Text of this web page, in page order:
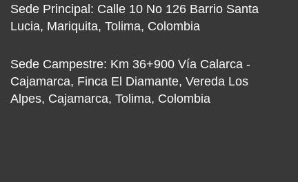
Sede Principal: Calle 10 No 126 Barrio Santa
Lucia, Mariquita, Tolima, Colombia
Sede Campestre: Km 36+900 Vía Calarca -
Cajamarca, Finca El Diamante, Vereda Los
Alpes, Cajamarca, Tolima, Colombia